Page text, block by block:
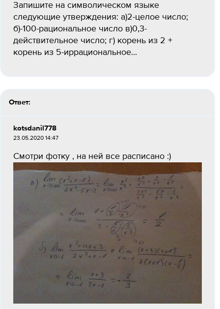
Запишите на символическом языке
следующие утверждения: а)2-целое число;
б)-100-рациональное число в)0,3-
действительное число; г) корень из 2 +
корень из 5-иррациональное...
Ответ:
kotsdanil778
23.05.2020 14:47
Смотри фотку , на ней все расписано :)